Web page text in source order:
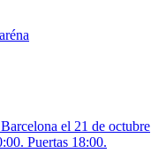
el 21 de octubre
Puertas 18:00.